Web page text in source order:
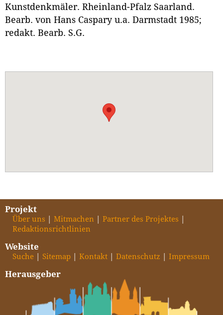
Kunstdenkmäler. Rheinland-Pfalz Saarland.
Bearb. von Hans Caspary u.a. Darmstadt 1985;
redakt. Bearb. S.G.
Projekt
Über uns Mitmachen
Partner des Projektes
Redaktionsrichtlinien
Website
Suche Sitemap Kontakt Datenschutz Impressum
Herausgeber